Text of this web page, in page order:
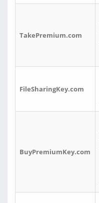
TakePremium.com
FileSharingKey.com
BuyPremiumKey.com